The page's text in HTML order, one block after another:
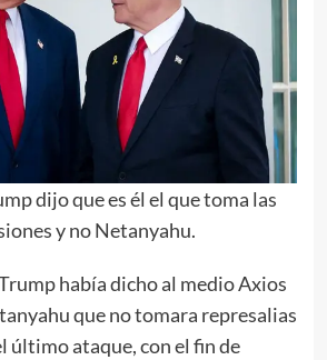
dijo que es él el que toma las
y no Netanyahu.
había dicho al medio Axios
que no tomara represalias
último ataque, con el fin de